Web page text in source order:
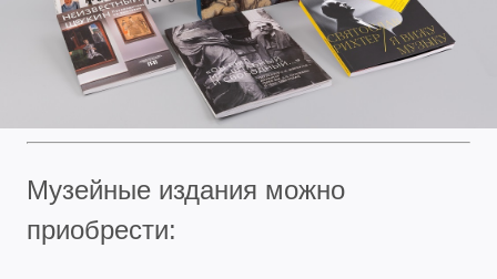
Музейные издания можно
приобрести: